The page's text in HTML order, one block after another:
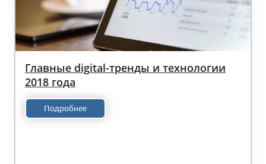
Главные digital-тренды и технологии
2018 года
Подробнее